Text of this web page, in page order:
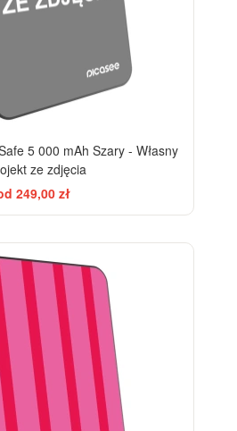
5 000 mAh Szary - Własny
ze zdjęcia
249,00 zł